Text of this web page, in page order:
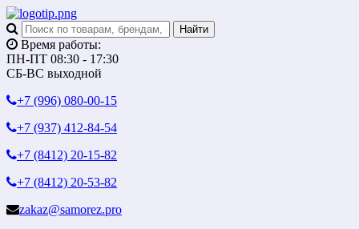
Время работы:
ПН-ПТ 08:30 - 17:30
СБ-ВС выходной
+7 (996) 080-00-15
+7 (937) 412-84-54
+7 (8412) 20-15-82
+7 (8412) 20-53-82
zakaz@samorez.pro